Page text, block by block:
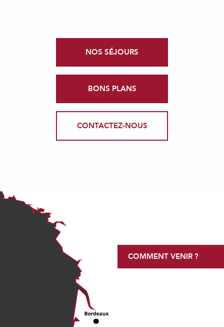
NOS SÉJOURS
BONS PLANS
CONTACTEZ-NOUS
COMMENT VENIR ?